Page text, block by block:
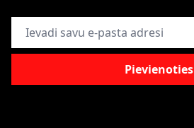
E-pasta adrese
Pievienoties